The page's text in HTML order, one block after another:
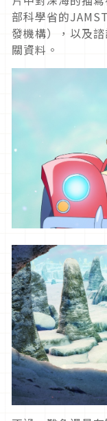
部科學省的
發機構），以及
關資料。